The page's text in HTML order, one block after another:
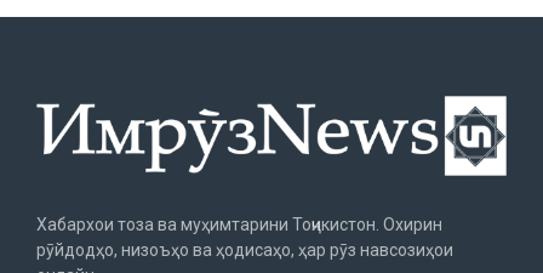
Хабархои тоза ва муҳимтарини Тоҷикистон. Охирин
рӯйдодҳо, низоъҳо ва ҳодисаҳо, ҳар рӯз навсозиҳои